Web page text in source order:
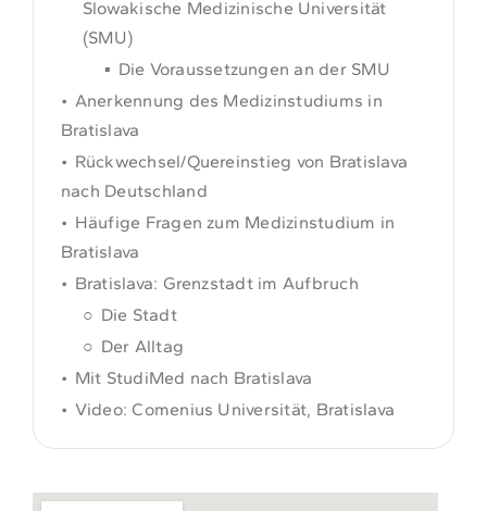
Slowakische Medizinische Universität
(SMU)
Die Voraussetzungen an der SMU
Anerkennung des Medizinstudiums in
Bratislava
Rückwechsel/Quereinstieg von Bratislava
nach Deutschland
Häufige Fragen zum Medizinstudium in
Bratislava
Bratislava: Grenzstadt im Aufbruch
Die Stadt
Der Alltag
Mit StudiMed nach Bratislava
Video: Comenius Universität, Bratislava